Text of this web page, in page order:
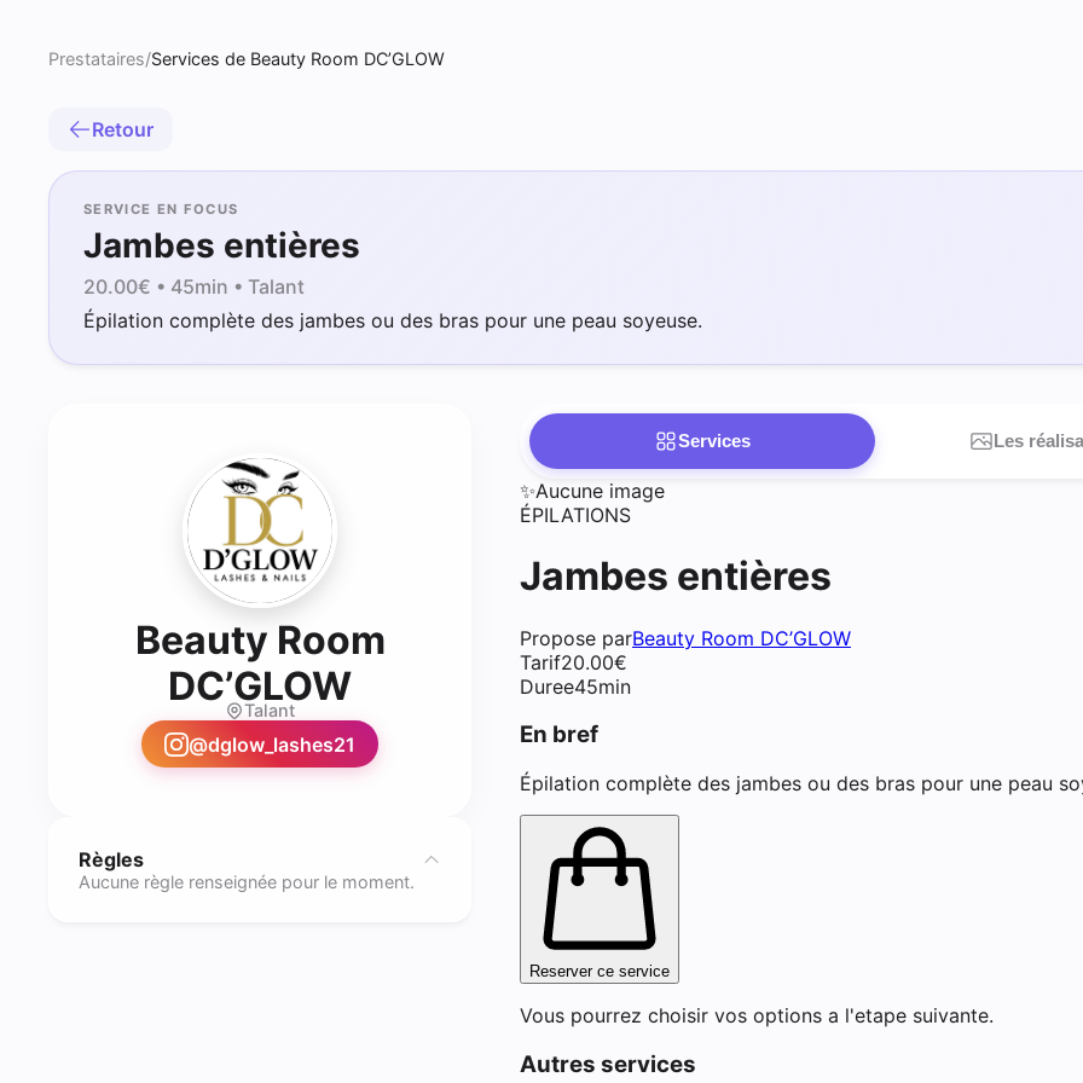
Prestataires/Services de Beauty Room DC’GLOW
Retour
SERVICE EN FOCUS
Jambes entières
20.00€ • 45min • Talant
Épilation complète des jambes ou des bras pour une peau soyeuse.
Beauty Room
DC’GLOW- Rehaussement de cils (lash lift) à
Talant
@dglow_lashes21
Règles
Aucune règle renseignée pour le moment.
Services Les
✨Aucune image
ÉPILATIONS
Jambes entières
Propose parBeauty Room DC’GLOW
Tarif20.00€
Duree45min
En bref
Épilation complète des jambes ou des bras pour une peau
Reserver ce service
Vous pourrez choisir vos options a l'etape suivante.
Autres services